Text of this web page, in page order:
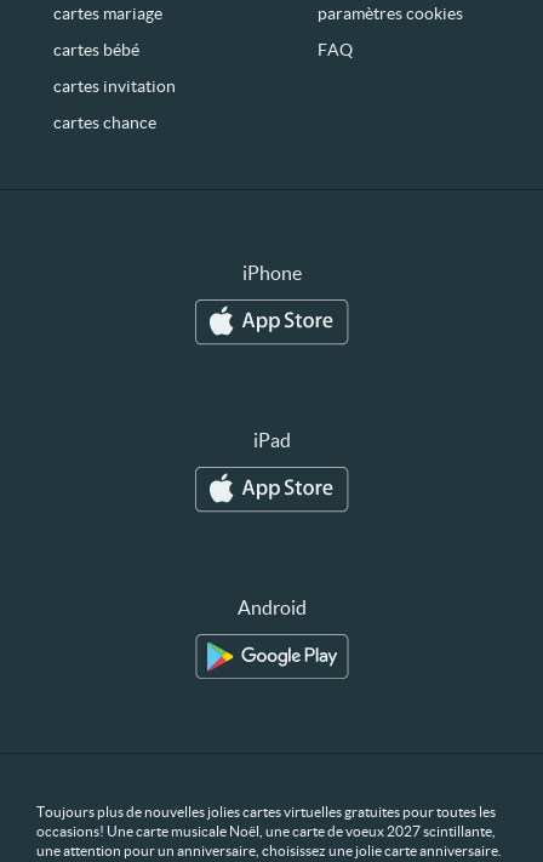
cartes mariage
cartes bébé
cartes invitation
cartes chance
paramètres cookies
FAQ
iPhone
iPad
Android
Toujours plus de nouvelles jolies cartes virtuelles gratuites pour toutes les
occasions! Une carte musicale Noël, une carte de voeux 2027 scintillante,
une attention pour un anniversaire, choisissez une jolie carte anniversaire.